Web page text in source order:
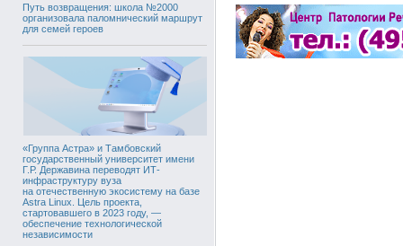
Путь возвращения: школа №2000
организовала паломнический маршрут
для семей героев
«Группа Астра» и Тамбовский
государственный университет имени
Г.Р. Державина переводят ИТ-
инфраструктуру вуза
на отечественную экосистему на базе
Astra Linux. Цель проекта,
стартовавшего в 2023 году, —
обеспечение технологической
независимости